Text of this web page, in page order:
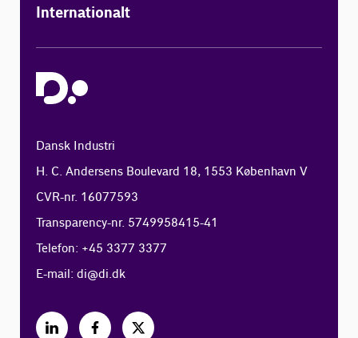
Internationalt
Dansk Industri
H. C. Andersens Boulevard 18, 1553 København V
CVR-nr. 16077593
Transparency-nr. 5749958415-41
Telefon: +45 3377 3377
E-mail:di@di.dk